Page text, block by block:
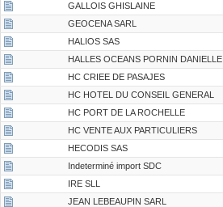
GALLOIS GHISLAINE
GEOCENA SARL
HALIOS SAS
HALLES OCEANS PORNIN DANIELLE
HC CRIEE DE PASAJES
HC HOTEL DU CONSEIL GENERAL
HC PORT DE LA ROCHELLE
HC VENTE AUX PARTICULIERS
HECODIS SAS
Indeterminé import SDC
IRE SLL
JEAN LEBEAUPIN SARL